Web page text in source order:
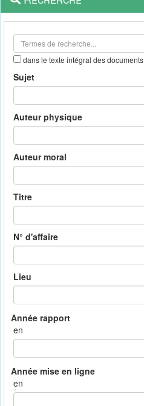
outils
dans le texte intégral des documents
Sujet
Auteur physique
Auteur moral
Titre
N° d'affaire
Lieu
en
en